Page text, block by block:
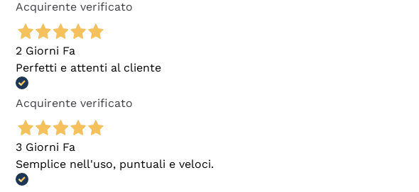
Acquirente verificato
2 Giorni Fa
Perfetti e attenti al cliente
Acquirente verificato
3 Giorni Fa
Semplice nell'uso, puntuali e veloci.